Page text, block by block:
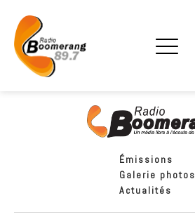
Émissions
Galerie photos
Actualités